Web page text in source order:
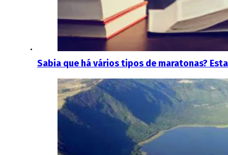
Sabia que há vários tipos de maratonas?